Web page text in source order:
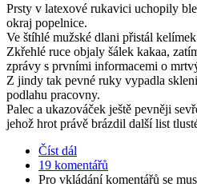
Prsty v latexové rukavici uchopily
okraj popelnice.
Ve štíhlé mužské dlani přistál
Zkřehlé ruce objaly šálek kakaa,
zprávy s prvními informacemi o
Z jindy tak pevné ruky vypadla
podlahu pracovny.
Palec a ukazováček ještě pevněji
jehož hrot právě brázdil další list
Číst dál
19 komentářů
Pro vkládání komentářů se